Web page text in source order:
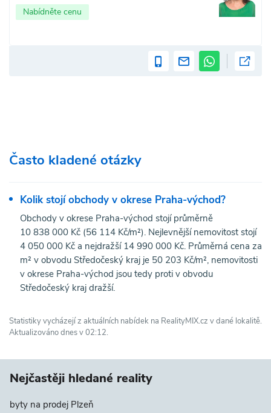
Nabídněte cenu
Často kladené otázky
Kolik stojí obchody v okrese Praha-východ?
Obchody v okrese Praha-východ stojí průměrně
10 838 000 Kč (56 114 Kč/m²). Nejlevnější nemovitost stojí
4 050 000 Kč a nejdražší 14 990 000 Kč. Průměrná cena za
m² v obvodu Středočeský kraj je 50 203 Kč/m², nemovitosti
v okrese Praha-východ jsou tedy proti v obvodu
Středočeský kraj dražší.
Statistiky vycházejí z aktuálních nabídek na RealityMIX.cz v dané lokalitě.
Aktualizováno dnes v 02:12.
Nejčastěji hledané reality
byty na prodej Plzeň